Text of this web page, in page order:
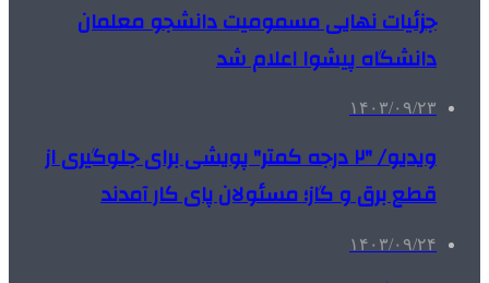
جزئیات نهایی مسمومیت دانشجو معلمان
دانشگاه پیشوا اعلام شد
۱۴۰۳/۰۹/۲۳
ویدیو/ ⁧"۲ درجه کمتر"⁩ پویشی برای جلوگیری از
قطع برق و گاز؛ مسئولان پای کار آمدند
۱۴۰۳/۰۹/۲۴